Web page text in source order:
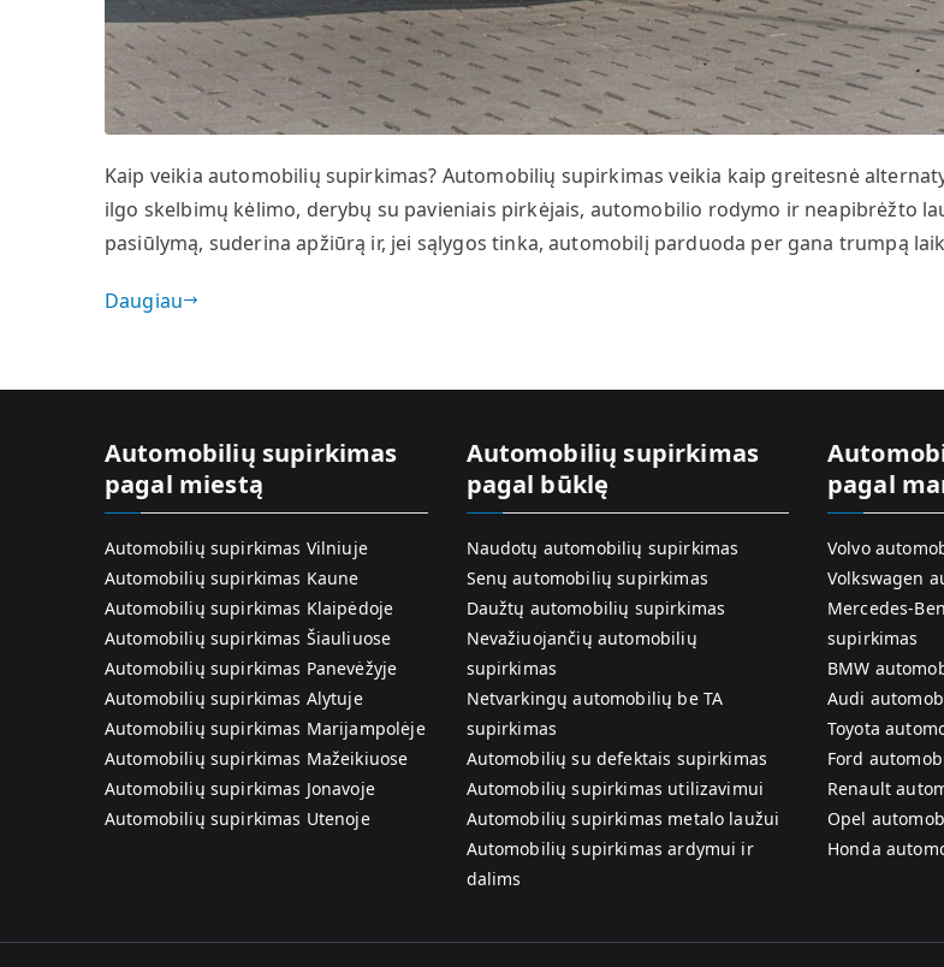
Kaip veikia automobilių supirkimas? Automobilių supirkimas veikia kaip greitesnė
ilgo skelbimų kėlimo, derybų su pavieniais pirkėjais, automobilio rodymo ir neapibrėžto
pasiūlymą, suderina apžiūrą ir, jei sąlygos tinka, automobilį parduoda per gana trumpą
Daugiau
Automobilių supirkimas
pagal miestą
Automobilių supirkimas Vilniuje
Automobilių supirkimas Kaune
Automobilių supirkimas Klaipėdoje
Automobilių supirkimas Šiauliuose
Automobilių supirkimas Panevėžyje
Automobilių supirkimas Alytuje
Automobilių supirkimas Marijampolėje
Automobilių supirkimas Mažeikiuose
Automobilių supirkimas Jonavoje
Automobilių supirkimas Utenoje
Automobilių supirkimas
pagal būklę
Naudotų automobilių supirkimas
Senų automobilių supirkimas
Daužtų automobilių supirkimas
Nevažiuojančių automobilių
supirkimas
Netvarkingų automobilių be TA
supirkimas
Automobilių su defektais supirkimas
Automobilių supirkimas utilizavimui
Automobilių supirkimas metalo laužui
Automobilių supirkimas ardymui ir
dalims
pagal
Volvo
Volkswagen
Mercedes-
supirkimas
BMW
Audi
Toyota
Ford
Renault
Opel
Honda